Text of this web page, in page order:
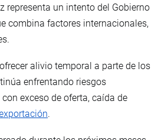
representa un intento del Gobierno
combina factores internacionales,
alivio temporal a parte de los
enfrentando riesgos
exceso de oferta, caída de
.